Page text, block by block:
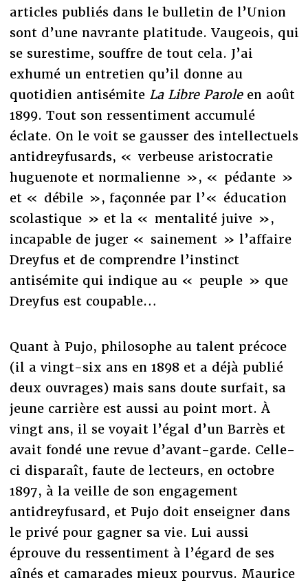
articles publiés dans le bulletin de l’Union
sont d’une navrante platitude. Vaugeois, qui
se surestime, souffre de tout cela. J’ai
exhumé un entretien qu’il donne au
quotidien antisémite La Libre Paroleen août
1899. Tout son ressentiment accumulé
éclate. On le voit se gausser des intellectuels
antidreyfusards, « verbeuse aristocratie
huguenote et normalienne », « pédante »
et « débile », façonnée par l’« éducation
scolastique » et la « mentalité juive »,
incapable de juger « sainement » l’affaire
Dreyfus et de comprendre l’instinct
antisémite qui indique au « peuple » que
Dreyfus est coupable…
Quant à Pujo, philosophe au talent précoce
(il a vingt-six ans en 1898 et a déjà publié
deux ouvrages) mais sans doute surfait, sa
jeune carrière est aussi au point mort. À
vingt ans, il se voyait l’égal d’un Barrès et
avait fondé une revue d’avant-garde. Celle-
ci disparaît, faute de lecteurs, en octobre
1897, à la veille de son engagement
antidreyfusard, et Pujo doit enseigner dans
le privé pour gagner sa vie. Lui aussi
éprouve du ressentiment à l’égard de ses
aînés et camarades mieux pourvus. Maurice